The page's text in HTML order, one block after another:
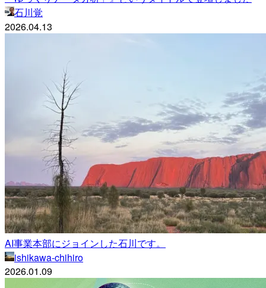
石川覚
2026.04.13
AI事業本部にジョインした石川です。
ishikawa-chihiro
2026.01.09